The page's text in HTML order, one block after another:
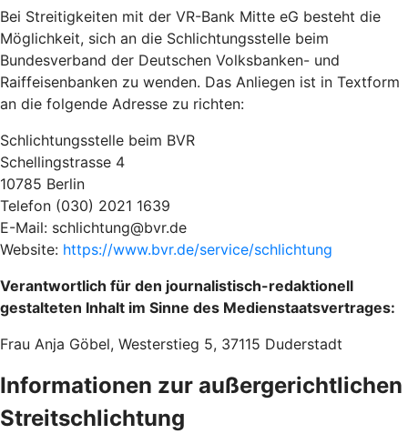
Bei Streitigkeiten mit der VR-Bank Mitte eG besteht die
Möglichkeit, sich an die Schlichtungsstelle beim
Bundesverband der Deutschen Volksbanken- und
Raiffeisenbanken zu wenden. Das Anliegen ist in Textform
an die folgende Adresse zu richten:
Schlichtungsstelle beim BVR
Schellingstrasse 4
10785 Berlin
Telefon (030) 2021 1639
E-Mail: schlichtung@bvr.de
Website: https://www.bvr.de/service/schlichtung
Verantwortlich für den journalistisch-redaktionell
gestalteten Inhalt im Sinne des Medienstaatsvertrages:
Frau Anja Göbel, Westerstieg 5, 37115 Duderstadt
Informationen zur außergerichtlichen
Streitschlichtung